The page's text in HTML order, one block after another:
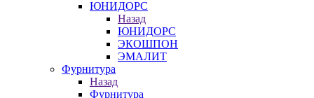
ЮНИДОРС
Назад
ЮНИДОРС
ЭКОШПОН
ЭМАЛИТ
Фурнитура
Назад
Фурнитура